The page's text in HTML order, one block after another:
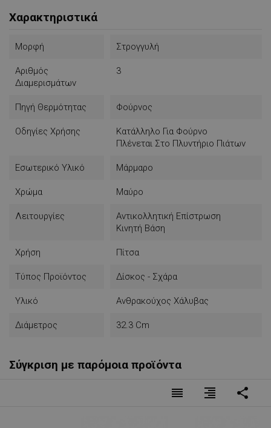
Χαρακτηριστικά
Μορφή Στρογγυλή
Αριθμός
Διαμερισμάτων
3
Πηγή Θερμότητας Φούρνος
Οδηγίες Χρήσης
Κατάλληλο Για Φούρνο
Πλένεται Στο Πλυντήριο Πιάτων
Εσωτερικό Υλικό Μάρμαρο
Χρώμα Μαύρο
Λειτουργίες
Αντικολλητική Επίστρωση
Κινητή Βάση
Χρήση Πίτσα
Τύπος Προϊόντος Δίσκος - Σχάρα
Υλικό Ανθρακούχος Χάλυβας
Διάμετρος 32.3 Cm
Σύγκριση με παρόμοια προϊόντα
reorder format_align_right share